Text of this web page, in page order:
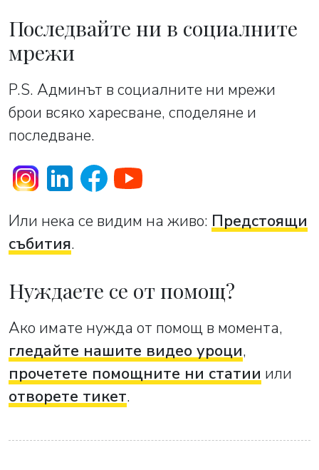
Последвайте ни в социалните
мрежи
P.S. Админът в социалните ни мрежи
брои всяко харесване, споделяне и
последване.
Или нека се видим на живо: Предстоящи
събития.
Нуждаете се от помощ?
Ако имате нужда от помощ в момента,
гледайте нашите видео уроци,
прочетете помощните ни статии или
отворете тикет.